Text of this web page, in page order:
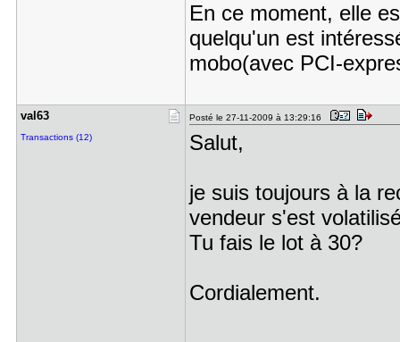
En ce moment, elle
quelqu'un est
mobo(avec PCI-
val63
Transactions (12)
Posté le 27-11-2009 à 13:29:16
Salut,
je suis toujours à la
vendeur s'est
Tu fais le lot à 30?
Cordialement.